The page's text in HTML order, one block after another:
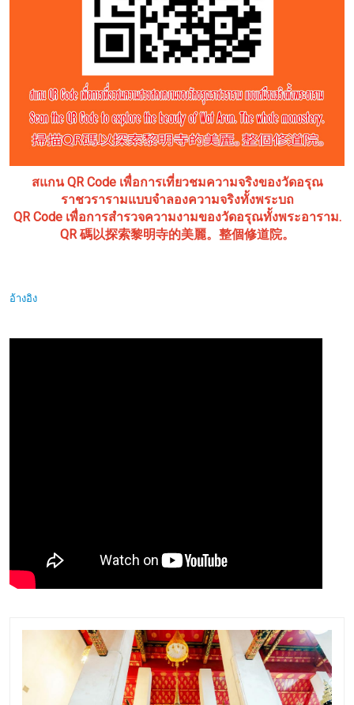
สแกน QR Code เพื่อการเที่ยวชมความจริงของวัดอรุณ
ราชวรารามแบบจำลองความจริงทั้งพระบถ
QR Code เพื่อการสำรวจความงามของวัดอรุณทั้งพระอาราม.
QR 碼以探索黎明寺的美麗。整個修道院。
อ้างอิง